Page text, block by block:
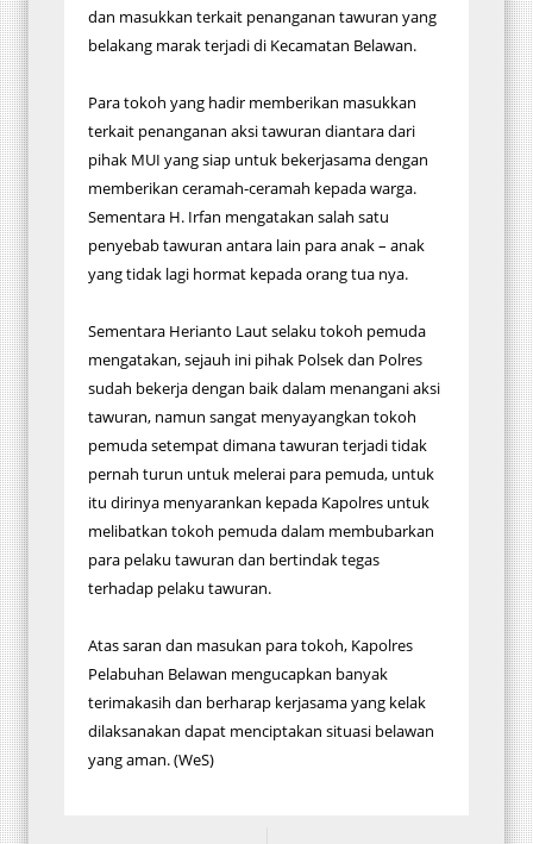
dan masukkan terkait penanganan tawuran yang
belakang marak terjadi di Kecamatan Belawan.
Para tokoh yang hadir memberikan masukkan
terkait penanganan aksi tawuran diantara dari
pihak MUI yang siap untuk bekerjasama dengan
memberikan ceramah-ceramah kepada warga.
Sementara H. Irfan mengatakan salah satu
penyebab tawuran antara lain para anak – anak
yang tidak lagi hormat kepada orang tua nya.
Sementara Herianto Laut selaku tokoh pemuda
mengatakan, sejauh ini pihak Polsek dan Polres
sudah bekerja dengan baik dalam menangani aksi
tawuran, namun sangat menyayangkan tokoh
pemuda setempat dimana tawuran terjadi tidak
pernah turun untuk melerai para pemuda, untuk
itu dirinya menyarankan kepada Kapolres untuk
melibatkan tokoh pemuda dalam membubarkan
para pelaku tawuran dan bertindak tegas
terhadap pelaku tawuran.
Atas saran dan masukan para tokoh, Kapolres
Pelabuhan Belawan mengucapkan banyak
terimakasih dan berharap kerjasama yang kelak
dilaksanakan dapat menciptakan situasi belawan
yang aman. (WeS)